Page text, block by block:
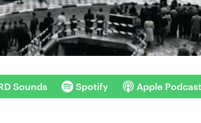
Sounds Spotify Apple